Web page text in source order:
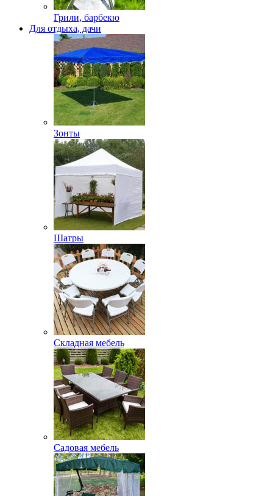
Грили, барбекю
Для отдыха, дачи
Зонты
Шатры
Складная мебель
Садовая мебель